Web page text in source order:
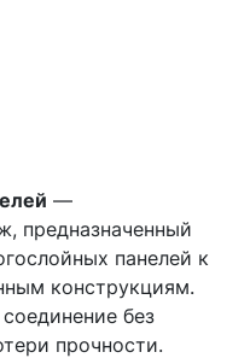
—
предназначенный
панелей к
конструкциям.
без
прочности.